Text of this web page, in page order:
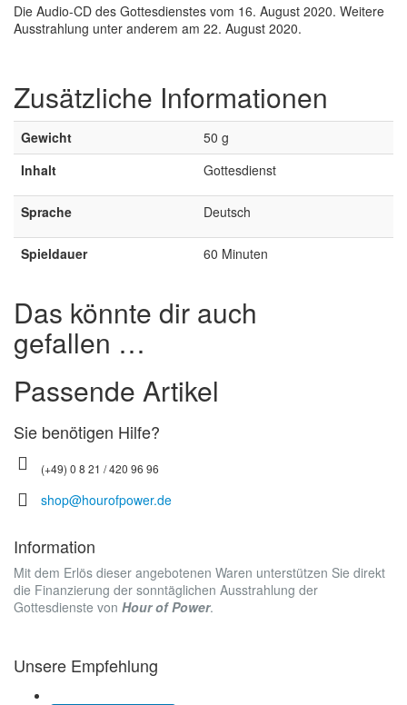
Die Audio-CD des Gottesdienstes vom 16. August 2020. Weitere
Ausstrahlung unter anderem am 22. August 2020.
Zusätzliche Informationen
Gewicht
50 g
Inhalt
Gottesdienst
Sprache Deutsch
Spieldauer 60 Minuten
Das könnte dir auch
gefallen …
Passende Artikel
Sie benötigen Hilfe?
(+49) 0 8 21 / 420 96 96
shop@hourofpower.de
Information
Mit dem Erlös dieser angebotenen Waren unterstützen Sie direkt
die Finanzierung der sonntäglichen Ausstrahlung der
Gottesdienste von Hour of Power.
Unsere Empfehlung